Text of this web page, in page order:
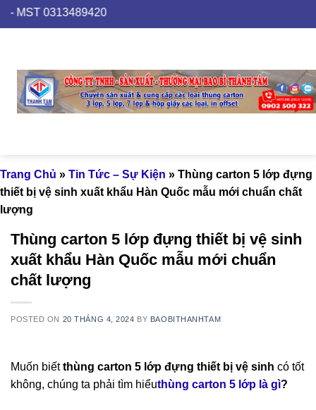
Skip
to
Trang Chủ » Tin Tức – Sự Kiện » Thùng carton 5 lớp đựng
thiết bị vệ sinh xuất khẩu Hàn Quốc mẫu mới chuẩn chất
lượng
Thùng carton 5 lớp đựng thiết bị vệ sinh
xuất khẩu Hàn Quốc mẫu mới chuẩn
chất lượng
POSTED ON 20 THÁNG 4, 2024 BY BAOBITHANHTAM
Muốn biếtthùng carton 5 lớp đựng thiết bị vệ sinh có tốt
không, chúng ta phải tìm hiểuthùng carton 5 lớp là gì?